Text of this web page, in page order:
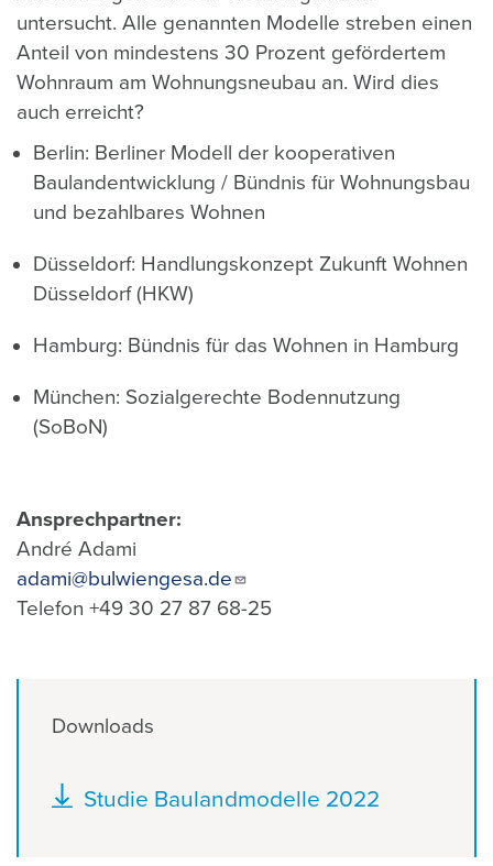
untersucht. Alle genannten Modelle streben einen
Anteil von mindestens 30 Prozent gefördertem
Wohnraum am Wohnungsneubau an. Wird dies
auch erreicht?
Berlin: Berliner Modell der kooperativen
Baulandentwicklung / Bündnis für Wohnungsbau
und bezahlbares Wohnen
Düsseldorf: Handlungskonzept Zukunft Wohnen
Düsseldorf (HKW)
Hamburg: Bündnis für das Wohnen in Hamburg
München: Sozialgerechte Bodennutzung
(SoBoN)
Ansprechpartner:
André Adami
adami@bulwiengesa.de
Telefon +49 30 27 87 68-25
Downloads
Dokument
Studie Baulandmodelle 2022